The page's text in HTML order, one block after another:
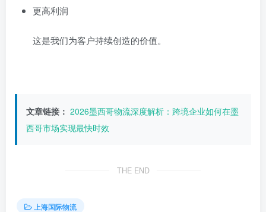
更高利润
这是我们为客户持续创造的价值。
文章链接： 2026墨西哥物流深度解析：跨境企业如何在墨
西哥市场实现最快时效
THE END
上海国际物流